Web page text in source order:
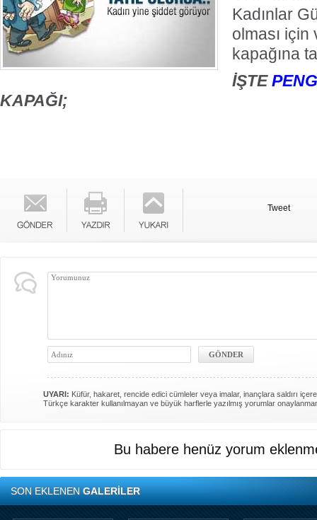
Kadınlar
olması
kapağına
İŞTE
KAPAĞI;
Tweet
UYARI: Küfür, hakaret, rencide edici cümleler veya imalar, inançlara saldırı
Türkçe karakter kullanılmayan ve büyük harflerle yazılmış yorumlar
Bu habere henüz yorum
SON EKLENENGALERİLER